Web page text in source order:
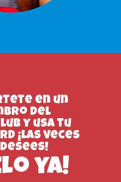
en un
del
y usa tu
¡las veces
ya!